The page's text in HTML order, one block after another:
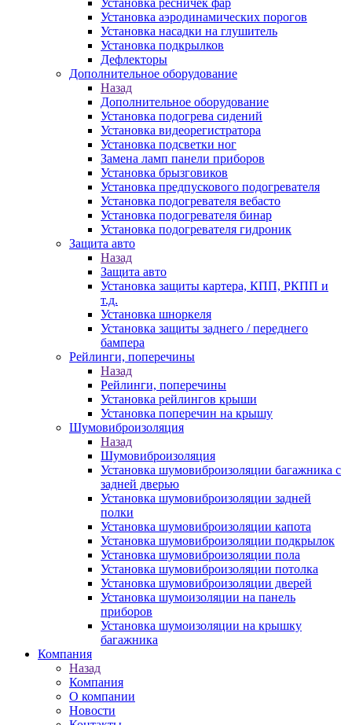
Установка ресничек фар
Установка аэродинамических порогов
Установка насадки на глушитель
Установка подкрылков
Дефлекторы
Дополнительное оборудование
Назад
Дополнительное оборудование
Установка подогрева сидений
Установка видеорегистратора
Установка подсветки ног
Замена ламп панели приборов
Установка брызговиков
Установка предпускового подогревателя
Установка подогревателя вебасто
Установка подогревателя бинар
Установка подогревателя гидроник
Защита авто
Назад
Защита авто
Установка защиты картера, КПП, РКПП и
т.д.
Установка шноркеля
Установка защиты заднего / переднего
бампера
Рейлинги, поперечины
Назад
Рейлинги, поперечины
Установка рейлингов крыши
Установка поперечин на крышу
Шумовиброизоляция
Назад
Шумовиброизоляция
Установка шумовиброизоляции багажника с
задней дверью
Установка шумовиброизоляции задней
полки
Установка шумовиброизоляции капота
Установка шумовиброизоляции подкрылок
Установка шумовиброизоляции пола
Установка шумовиброизоляции потолка
Установка шумовиброизоляции дверей
Установка шумоизоляции на панель
приборов
Установка шумоизоляции на крышку
багажника
Компания
Назад
Компания
О компании
Новости